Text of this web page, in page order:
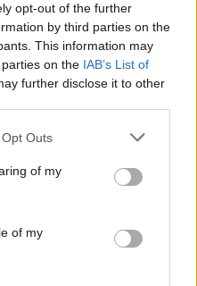
opt-out of the further
by third parties on the
This information may
on the IAB’s List of
further disclose it to other
uses one or more Google
You may click to
and its third-party tags to
purposes in below Google
Outs
of my
of my
leszek
zene és a nyár legjobb
(X)
strandröplabda-